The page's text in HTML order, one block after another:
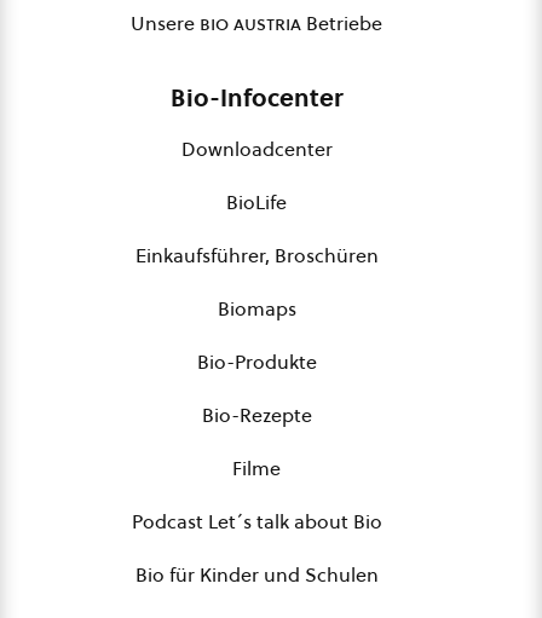
Unsere bio austria Betriebe
Bio-Infocenter
Downloadcenter
BioLife
Einkaufsführer, Broschüren
Biomaps
Bio-Produkte
Bio-Rezepte
Filme
Podcast Let´s talk about Bio
Bio für Kinder und Schulen